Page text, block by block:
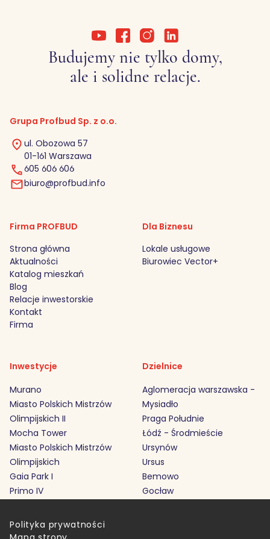
Budujemy nie tylko domy,
ale i solidne relacje.
Grupa Profbud Sp. z o.o.
ul. Obozowa 57
01-161 Warszawa
605 606 606
biuro@profbud.info
Firma PROFBUD
Strona główna
Aktualności
Katalog mieszkań
Blog
Relacje inwestorskie
Kontakt
Firma
Dla Biznesu
Lokale usługowe
Biurowiec Vector+
Inwestycje
Murano
Miasto Polskich Mistrzów
Olimpijskich II
Mocha Tower
Miasto Polskich Mistrzów
Olimpijskich
Gaia Park I
Primo IV
Dzielnice
Aglomeracja warszawska -
Mysiadło
Praga Południe
Łódź - Środmieście
Ursynów
Ursus
Bemowo
Gocław
Polityka prywatności